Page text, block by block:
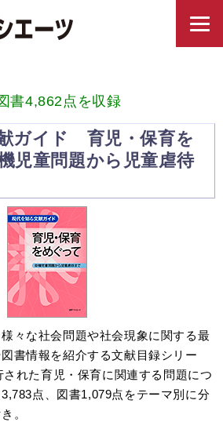
書4,862点を収録
ガイド 育児・保育を
児童問題から児童虐待
々な社会問題や社会現象に関する最
書情報を紹介する文献目録シリー
れた育児・保育に関連する問題につ
点、図書1,079点をテーマ別に分
。